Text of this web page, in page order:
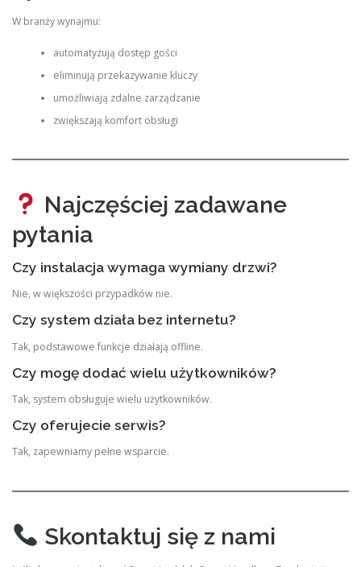
W branży wynajmu:
automatyzują dostęp gości
eliminują przekazywanie kluczy
umożliwiają zdalne zarządzanie
zwiększają komfort obsługi
Najczęściej zadawane
pytania
Czy instalacja wymaga wymiany drzwi?
Nie, w większości przypadków nie.
Czy system działa bez internetu?
Tak, podstawowe funkcje działają offline.
Czy mogę dodać wielu użytkowników?
Tak, system obsługuje wielu użytkowników.
Czy oferujecie serwis?
Tak, zapewniamy pełne wsparcie.
Skontaktuj się z nami